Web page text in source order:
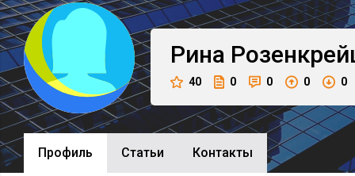
Рина
40 0 0 0 0
Профиль Cтатьи Контакты